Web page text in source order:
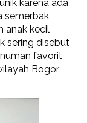
karena ada
semerbak
anak kecil
sering disebut
favorit
Bogor